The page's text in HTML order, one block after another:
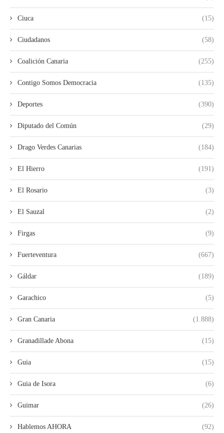
Ciuca (15)
Ciudadanos (58)
Coalición Canaria (255)
Contigo Somos Democracia (135)
Deportes (390)
Diputado del Común (29)
Drago Verdes Canarias (184)
El Hierro (191)
El Rosario (3)
El Sauzal (2)
Firgas (9)
Fuerteventura (667)
Gáldar (189)
Garachico (5)
Gran Canaria (1.888)
Granadillade Abona (15)
Guia (15)
Guia de Isora (6)
Guimar (26)
Hablemos AHORA (92)